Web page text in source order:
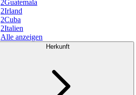
2Guatemala
2Irland
2Cuba
2Italien
Alle anzeigen
Herkunft